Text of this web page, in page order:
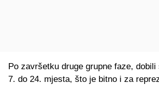
Po završetku druge grupne faze, dobili
7. do 24. mjesta, što je bitno i za